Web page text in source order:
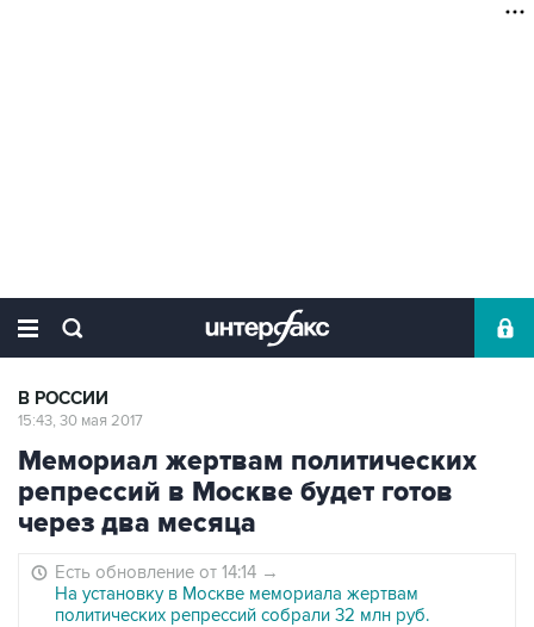
В РОССИИ
15:43, 30 мая 2017
Мемориал жертвам политических
репрессий в Москве будет готов
через два месяца
Есть обновление от 14:14 →
На установку в Москве мемориала жертвам
политических репрессий собрали 32 млн руб.